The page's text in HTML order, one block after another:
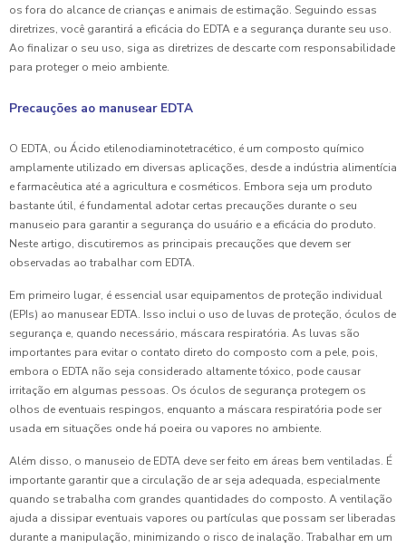
os fora do alcance de crianças e animais de estimação. Seguindo essas
diretrizes, você garantirá a eficácia do EDTA e a segurança durante seu uso.
Ao finalizar o seu uso, siga as diretrizes de descarte com responsabilidade
para proteger o meio ambiente.
Precauções ao manusear EDTA
O EDTA, ou Ácido etilenodiaminotetracético, é um composto químico
amplamente utilizado em diversas aplicações, desde a indústria alimentícia
e farmacêutica até a agricultura e cosméticos. Embora seja um produto
bastante útil, é fundamental adotar certas precauções durante o seu
manuseio para garantir a segurança do usuário e a eficácia do produto.
Neste artigo, discutiremos as principais precauções que devem ser
observadas ao trabalhar com EDTA.
Em primeiro lugar, é essencial usar equipamentos de proteção individual
(EPIs) ao manusear EDTA. Isso inclui o uso de luvas de proteção, óculos de
segurança e, quando necessário, máscara respiratória. As luvas são
importantes para evitar o contato direto do composto com a pele, pois,
embora o EDTA não seja considerado altamente tóxico, pode causar
irritação em algumas pessoas. Os óculos de segurança protegem os
olhos de eventuais respingos, enquanto a máscara respiratória pode ser
usada em situações onde há poeira ou vapores no ambiente.
Além disso, o manuseio de EDTA deve ser feito em áreas bem ventiladas. É
importante garantir que a circulação de ar seja adequada, especialmente
quando se trabalha com grandes quantidades do composto. A ventilação
ajuda a dissipar eventuais vapores ou partículas que possam ser liberadas
durante a manipulação, minimizando o risco de inalação. Trabalhar em um